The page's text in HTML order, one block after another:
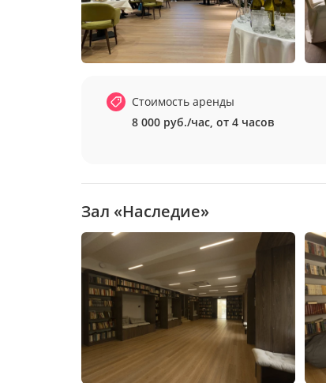
Стоимость аренды
8 000 руб./час, от 4 часов
Зал «Наследие»